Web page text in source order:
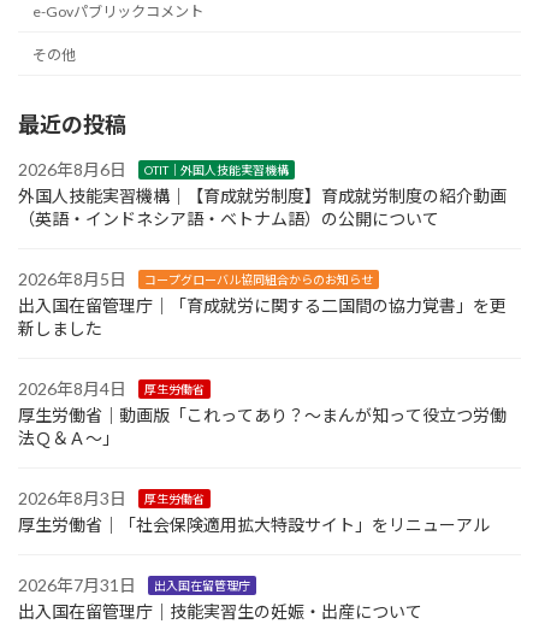
e-Govパブリックコメント
その他
最近の投稿
2026年8月6日 OTIT｜外国人技能実習機構
外国人技能実習機構｜【育成就労制度】育成就労制度の紹介動画
（英語・インドネシア語・ベトナム語）の公開について
2026年8月5日 コープグローバル協同組合からのお知らせ
出入国在留管理庁｜「育成就労に関する二国間の協力覚書」を更
新しました
2026年8月4日 厚生労働省
厚生労働省｜動画版「これってあり？～まんが知って役立つ労働
法Ｑ＆Ａ～」
2026年8月3日 厚生労働省
厚生労働省｜「社会保険適用拡大特設サイト」をリニューアル
2026年7月31日 出入国在留管理庁
出入国在留管理庁｜技能実習生の妊娠・出産について